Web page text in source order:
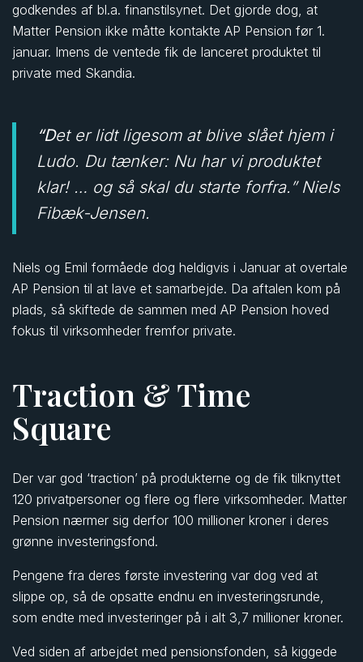
godkendes af bl.a. finanstilsynet. Det gjorde dog, at
Matter Pension ikke måtte kontakte AP Pension før 1.
januar. Imens de ventede fik de lanceret produktet til
private med Skandia.
“Det er lidt ligesom at blive slået hjem i
Ludo. Du tænker: Nu har vi produktet
klar! … og så skal du starte forfra.” Niels
Fibæk-Jensen.
Niels og Emil formåede dog heldigvis i Januar at overtale
AP Pension til at lave et samarbejde. Da aftalen kom på
plads, så skiftede de sammen med AP Pension hoved
fokus til virksomheder fremfor private.
Traction & Time
Square
Der var god ‘traction’ på produkterne og de fik tilknyttet
120 privatpersoner og flere og flere virksomheder. Matter
Pension nærmer sig derfor 100 millioner kroner i deres
grønne investeringsfond.
Pengene fra deres første investering var dog ved at
slippe op, så de opsatte endnu en investeringsrunde,
som endte med investeringer på i alt 3,7 millioner kroner.
Ved siden af arbejdet med pensionsfonden, så kiggede